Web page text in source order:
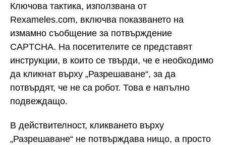
Ключова тактика, използвана от
Rexameles.com, включва показването на
измамно съобщение за потвърждение
CAPTCHA. На посетителите се представят
инструкции, в които се твърди, че е необходимо
да кликнат върху „Разрешаване“, за да
потвърдят, че не са робот. Това е напълно
подвеждащо.
В действителност, кликването върху
„Разрешаване“ не потвърждава нищо, а просто